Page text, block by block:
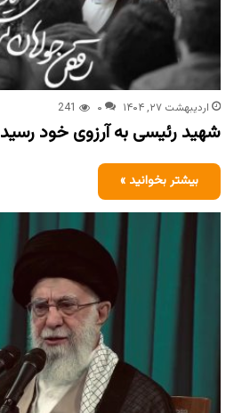
اردیبهشت ۲۷, ۱۴۰۴ ۰ 241
شهید رئیسی به آرزوی خود رسید
بیشتر بخوانید »